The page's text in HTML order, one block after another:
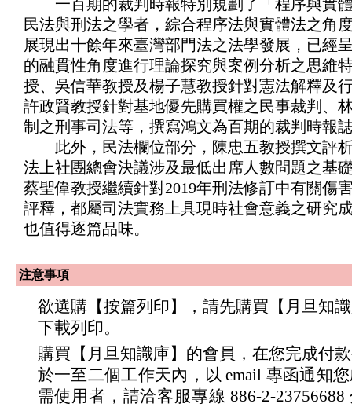
一百期的裁判時報特別規劃了「程序與實
民法與刑法之學者，綜合程序法與實體法之角
展現出十餘年來臺灣部門法之法學發展，已經
的融貫性角度進行理論探究與案例分析之思維
授、吳信華教授及楊子慧教授針對憲法解釋及
許政賢教授針對基地優先購買權之民事裁判、
制之刑事司法等，撰寫鴻文為百期的裁判時報
此外，民法欄位部分，陳忠五教授撰文評
法上社團總會決議涉及最低出席人數問題之基
蔡聖偉教授繼續針對2019年刑法修訂中有關傷
評釋，都屬司法實務上具現時社會意義之研究
也值得逐篇品味。
注意事項
欲選購【按篇列印】，請先購買【月旦知
下載列印。
購買【月旦知識庫】的會員，在您完成付
於一至二個工作天內，以 email 專函通知
需使用者，請洽客服專線 886-2-23756688